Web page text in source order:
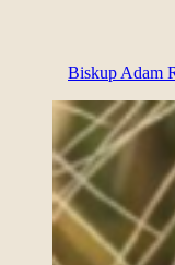
Biskup Adam